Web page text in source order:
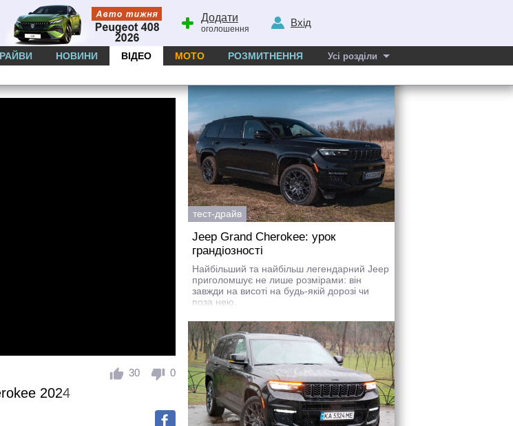
Додати
оголошення
Вхід
НОВИНИ ВІДЕО МОТО РОЗМИТНЕННЯ Усі розділи
30 0
2024
тест-драйв
Jeep Grand Cherokee: урок
грандіозності
Найбільший та найбільш легендарний Jeep
приголомшує не лише розмірами: він
завжди на висоті на будь-якій дорозі чи
поза нею.